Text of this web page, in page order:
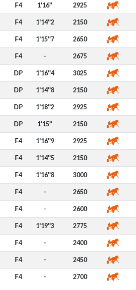
F4 1'16'' 2925
F4 1'14''2 2150
F4 1'15''7 2650
F4 - 2675
DP 1'16''4 3025
DP 1'14''8 2150
DP 1'18''2 2925
DP 1'15'' 2150
F4 1'16''9 2925
F4 1'14''5 2150
F4 1'16''8 3000
F4 - 2650
F4 - 2600
F4 1'19''3 2775
F4 - 2400
F4 - 2450
F4 - 2700